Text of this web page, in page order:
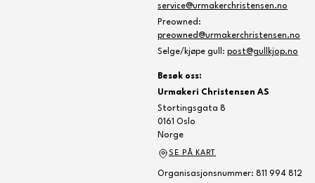
service@urmakerchristensen.no
Preowned:
preowned@urmakerchristensen.no
Selge/kjøpe gull: post@gullkjop.no
Besøk oss:
Urmakeri Christensen AS
Stortingsgata 8
0161 Oslo
Norge
SE PÅ KART
Organisasjonsnummer: 811 994 812